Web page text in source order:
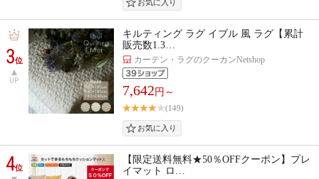
3位
UP
キルティング ラグ イブル 風 ラグ【累計
販売数1.3…
カーテン・ラグのクーカンNetshop
7,642 円～
(149)
4位
【限定送料無料★50％OFFクーポン】プレ
イマット ロ…